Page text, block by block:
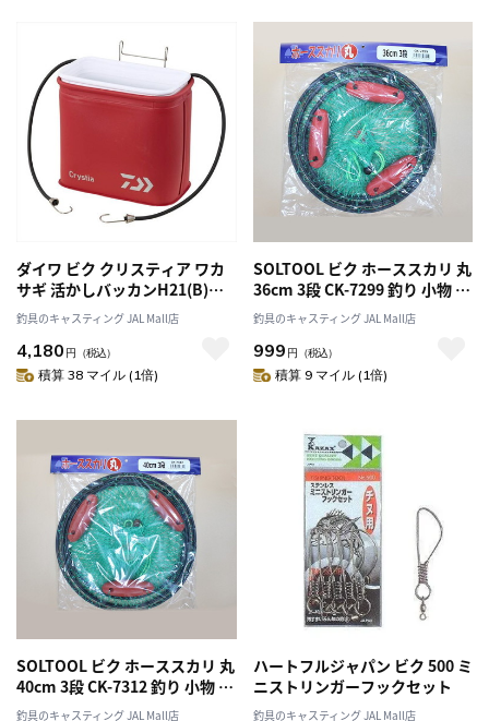
ダイワ ビク クリスティア ワカ
サギ 活かしバッカンH21(B)レ
ッド
釣具のキャスティング JAL Mall店
4,180 円 （税込）
積算 38 マイル (1倍)
SOLTOOL ビク ホーススカリ 丸
36cm 3段 CK-7299 釣り 小物 釣
り 高性能
釣具のキャスティング JAL Mall店
999 円 （税込）
積算 9 マイル (1倍)
SOLTOOL ビク ホーススカリ 丸
40cm 3段 CK-7312 釣り 小物 釣
り 高性能
釣具のキャスティング JAL Mall店
ハートフルジャパン ビク 500 ミ
ニストリンガーフックセット
釣具のキャスティング JAL Mall店